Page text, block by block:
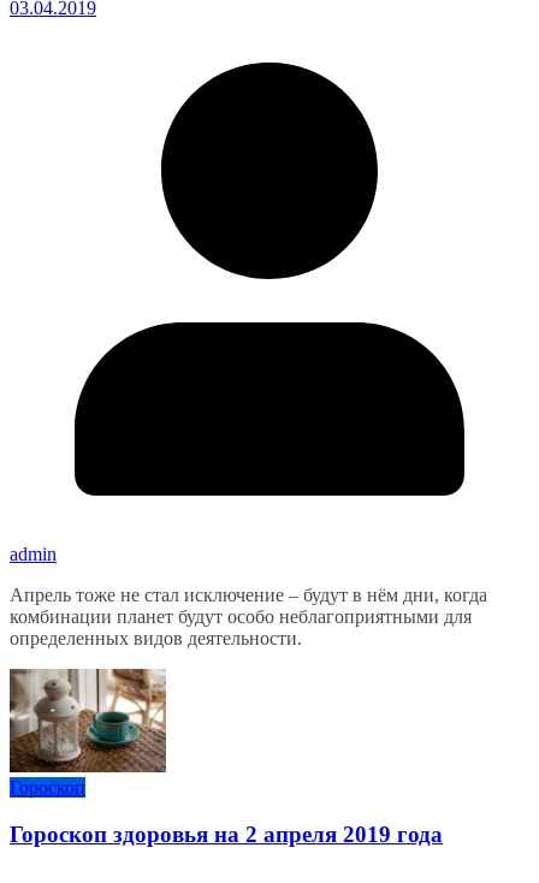
03.04.2019
admin
Апрель тоже не стал исключение – будут в нём дни, когда
комбинации планет будут особо неблагоприятными для
определенных видов деятельности.
Гороскоп
Гороскоп здоровья на 2 апреля 2019 года